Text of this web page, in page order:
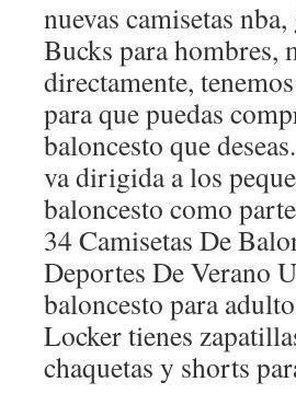
nuevas camisetas
Bucks para hombres,
directamente,
para que puedas
baloncesto que
va dirigida a los
baloncesto como
34 Camisetas De
Deportes De Verano
baloncesto para
Locker tienes
chaquetas y shorts